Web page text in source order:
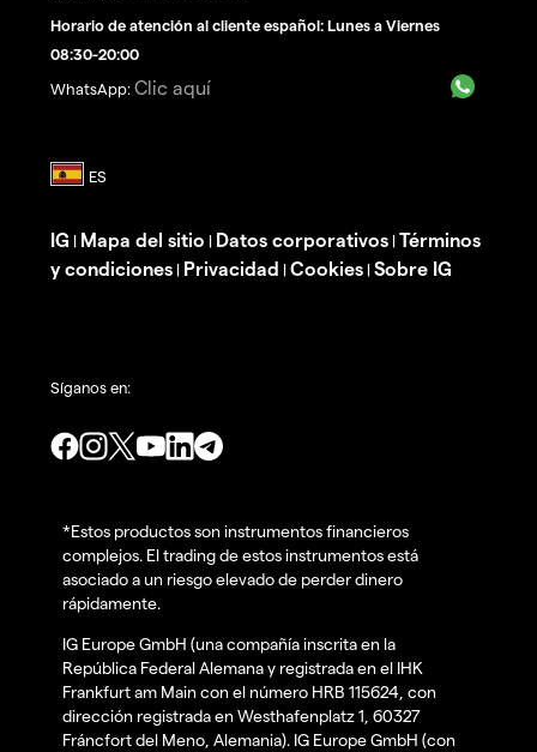
Horario de atención al cliente español: Lunes a Viernes
08:30-20:00
WhatsApp: Clic aquí
IG | Mapa del sitio | Datos corporativos | Términos
y condiciones | Privacidad | Cookies | Sobre IG
Síganos en:
*Estos productos son instrumentos financieros
complejos. El trading de estos instrumentos está
asociado a un riesgo elevado de perder dinero
rápidamente.
IG Europe GmbH (una compañía inscrita en la
República Federal Alemana y registrada en el IHK
Frankfurt am Main con el número HRB 115624, con
dirección registrada en Westhafenplatz 1, 60327
Fráncfort del Meno, Alemania). IG Europe GmbH (con